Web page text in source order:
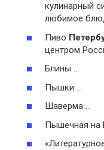
кулинарный
любимое
Пиво
центром
Блины …
Пышки …
Шаверма …
Пышечная на